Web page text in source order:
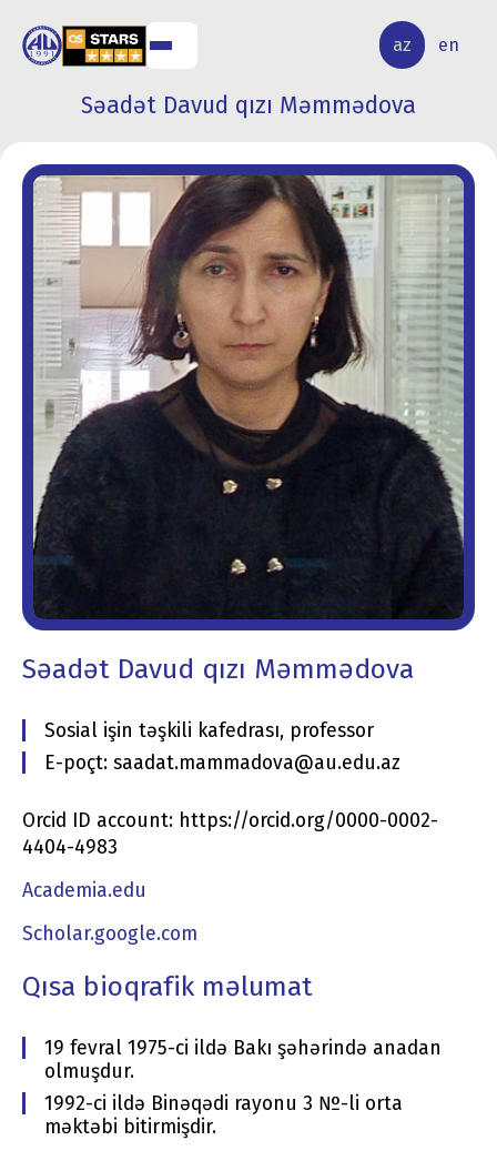
az en
TƏLƏBƏ
HƏYATI
ELMİ
TƏDQİQAT
Səadət Davud qızı Məmmədova
Səadət Davud qızı Məmmədova
Sosial işin təşkili kafedrası, professor
E-poçt: saadat.mammadova@au.edu.az
Orcid ID account: https://orcid.org/0000-0002-
4404-4983
Academia.edu
Scholar.google.com
Qısa bioqrafik məlumat
19 fevral 1975-ci ildə Bakı şəhərində anadan
olmuşdur.
1992-ci ildə Binəqədi rayonu 3 №-li orta
məktəbi bitirmişdir.